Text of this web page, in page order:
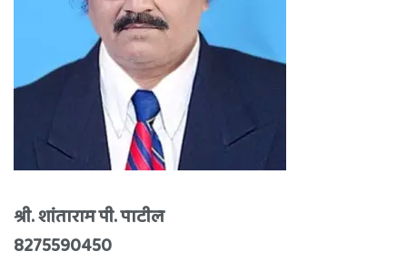
श्री. शांताराम पी. पाटील
8275590450